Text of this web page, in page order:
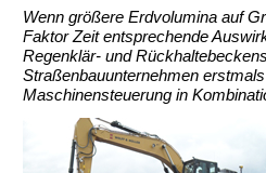
Wenn größere Erdvolumina auf
Faktor Zeit entsprechende
Regenklär- und
Straßenbauunternehmen
Maschinensteuerung in